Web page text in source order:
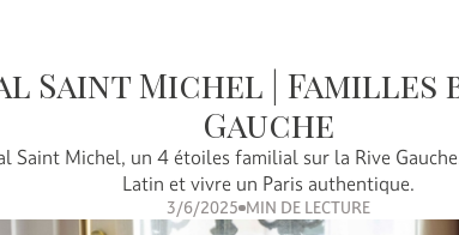
Saint Michel | Familles
Gauche
Saint Michel, un 4 étoiles familial sur la Rive
Latin et vivre un Paris authentique.
3/6/2025 MIN DE LECTURE